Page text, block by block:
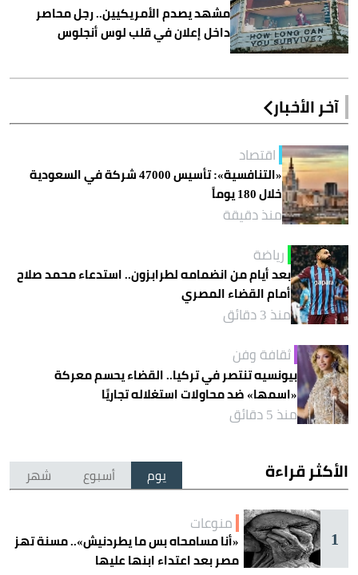
مشهد يصدم الأمريكيين.. رجل محاصر
داخل إعلان في قلب لوس أنجلوس
آخر الأخبار
اقتصاد
«التنافسية»: تأسيس 47000 شركة في السعودية
خلال 180 يوماً
منذ دقيقة
رياضة
بعد أيام من انضمامه لطرابزون.. استدعاء محمد صلاح
أمام القضاء المصري
منذ 3 دقائق
ثقافة وفن
بيونسيه تنتصر في تركيا.. القضاء يحسم معركة
«اسمها» ضد محاولات استغلاله تجاريًا
منذ 5 دقائق
الأكثر قراءة يوم أسبوع شهر
1
منوعات
«أنا مسامحاه بس ما يطردنيش».. مسنة تهز
مصر بعد اعتداء ابنها عليها